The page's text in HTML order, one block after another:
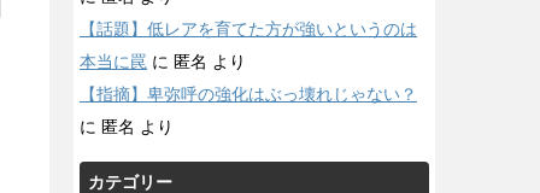
【話題】低レアを育てた方が強いというのは
本当に罠 に 匿名 より
【指摘】卑弥呼の強化はぶっ壊れじゃない？
に 匿名 より
カテゴリー